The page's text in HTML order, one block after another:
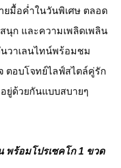
ยมื้อค่ำในวันพิเศษ ตลอด
นุก และความเพลิดเพลิน
วาเลนไทน์พร้อมชม
ตอบโจทย์ไลฟ์สไตล์คู่รัก
ยู่ด้วยกันแบบสบายๆ
พร้อมโปรเซคโก1 ขวด